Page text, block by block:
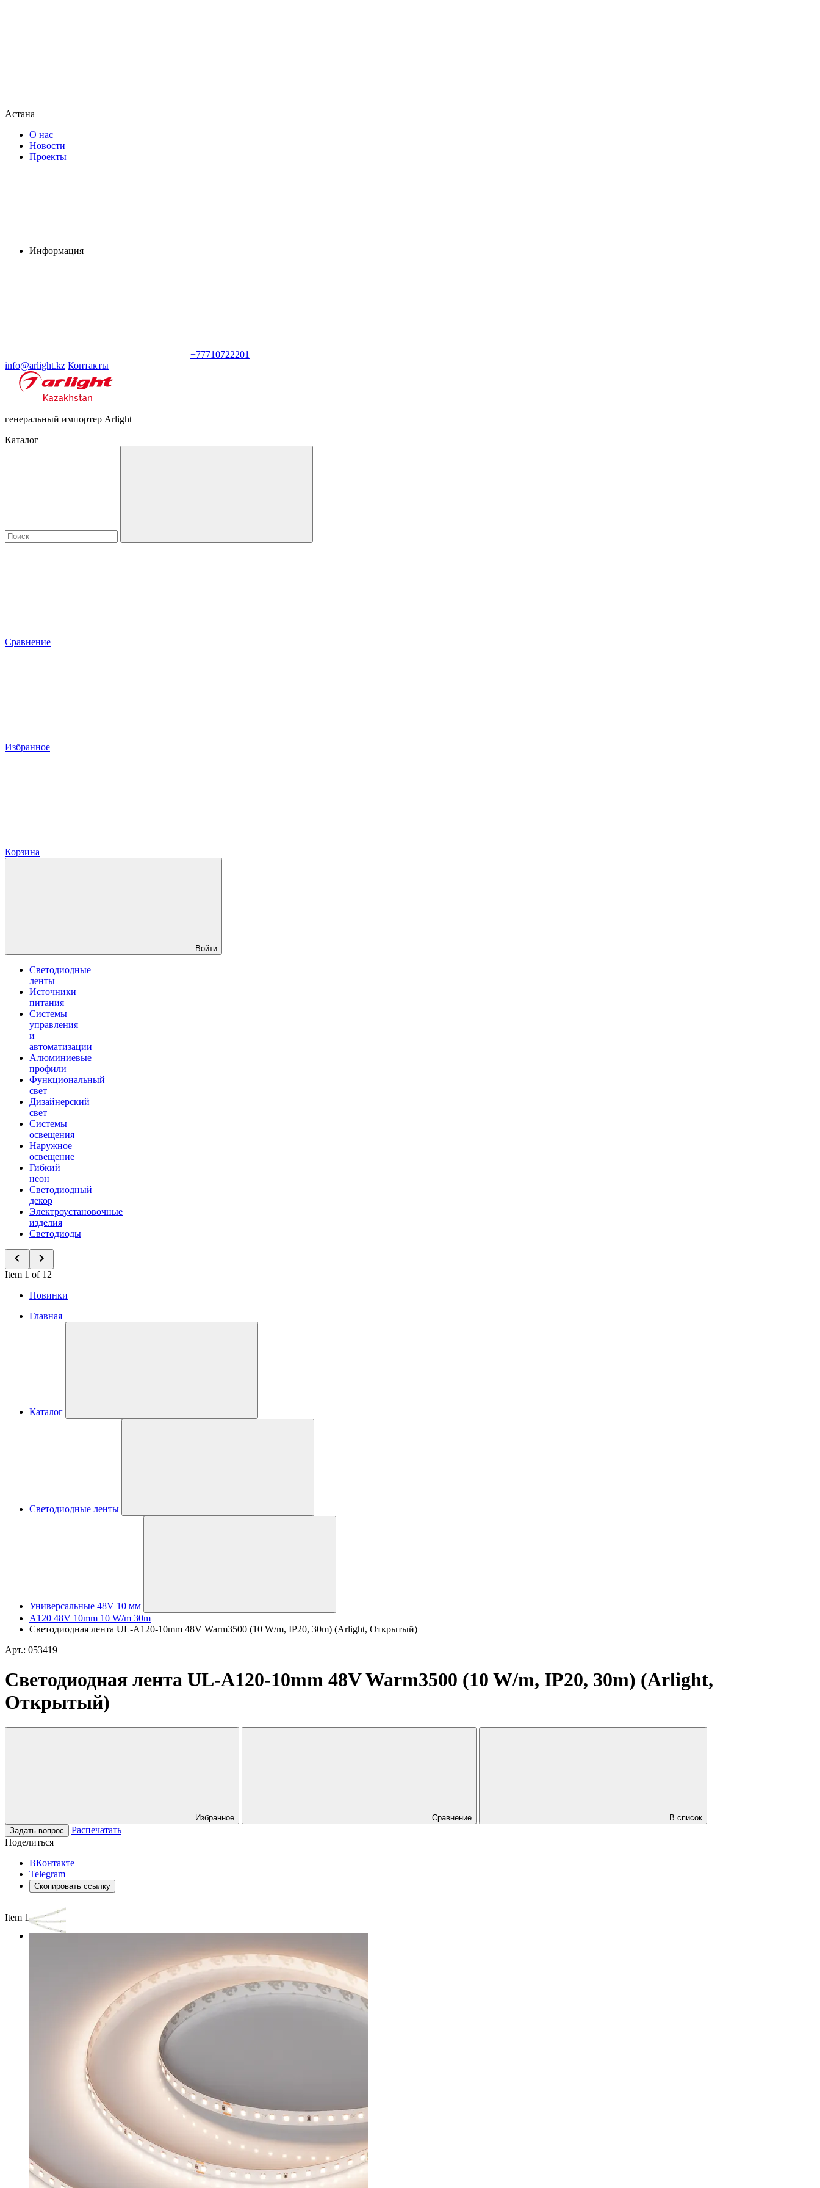
Астана
О нас
Новости
Проекты
Информация
+77710722201
info@arlight.kz Контакты
генеральный импортер Arlight
Каталог
Сравнение
Избранное
Корзина
Войти
Светодиодные
ленты
Источники
питания
Системы
управления
и
автоматизации
Алюминиевые
профили
Функциональный
свет
Дизайнерский
свет
Системы
освещения
Наружное
освещение
Гибкий
неон
Светодиодный
декор
Электроустановочные
изделия
Светодиоды
Item 1 of 12
Новинки
Главная
Каталог
Светодиодные ленты
Универсальные 48V 10 мм
A120 48V 10mm 10 W/m 30m
Светодиодная лента UL-A120-10mm 48V Warm3500 (10 W/m, IP20, 30m) (Arlight, Открытый)
Арт.: 053419
Светодиодная лента UL-A120-10mm 48V Warm3500 (10 W/m, IP20, 30m) (Arlight,
Открытый)
Избранное Сравнение
В список
Задать вопрос
Распечатать
Поделиться
ВКонтакте
Telegram
Скопировать ссылку
Item 1 of 3